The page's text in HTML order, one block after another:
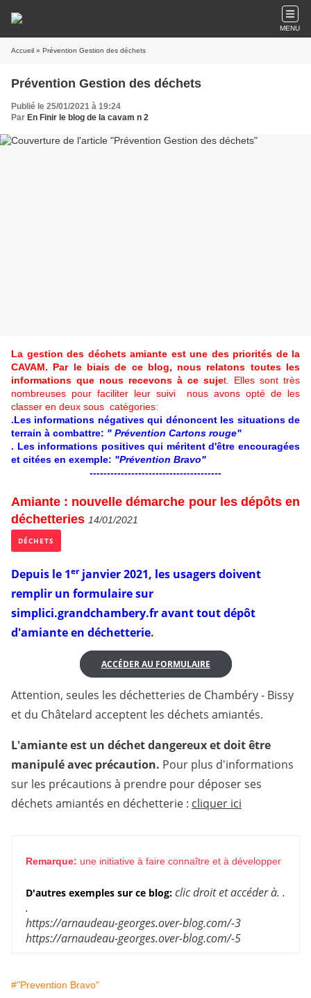
MENU
Accueil » Prévention Gestion des déchets
Prévention Gestion des déchets
Publié le 25/01/2021 à 19:24
Par En Finir le blog de la cavam n 2
La gestion des déchets amiante est une des priorités de la
CAVAM. Par le biais de ce blog, nous relatons toutes les
informations que nous recevons à ce sujet. Elles sont très
nombreuses pour faciliter leur suivi nous avons opté de les
classer en deux sous catégories:
.Les informations négatives qui dénoncent les situations de
terrain à combattre: " Prévention Cartons rouge"
. Les informations positives qui méritent d'être encouragées
et citées en exemple: "Prévention Bravo"
--------------------------------------
Amiante : nouvelle démarche pour les dépôts en
déchetteries 14/01/2021
DÉCHETS
Depuis le 1erjanvier 2021, les usagers doivent
remplir un formulaire sur
simplici.grandchambery.fr avant tout dépôt
d'amiante en déchetterie.
ACCÉDER AU FORMULAIRE
Attention, seules les déchetteries de Chambéry - Bissy
et du Châtelard acceptent les déchets amiantés.
L'amiante est un déchet dangereux et doit être
manipulé avec précaution. Pour plus d'informations
sur les précautions à prendre pour déposer ses
déchets amiantés en déchetterie : cliquer ici
Remarque: une initiative à faire connaître et à développer
D'autres exemples sur ce blog: clic droit et accéder à. .
.
https://arnaudeau-georges.over-blog.com/-3
https://arnaudeau-georges.over-blog.com/-5
#"Prevention Bravo"